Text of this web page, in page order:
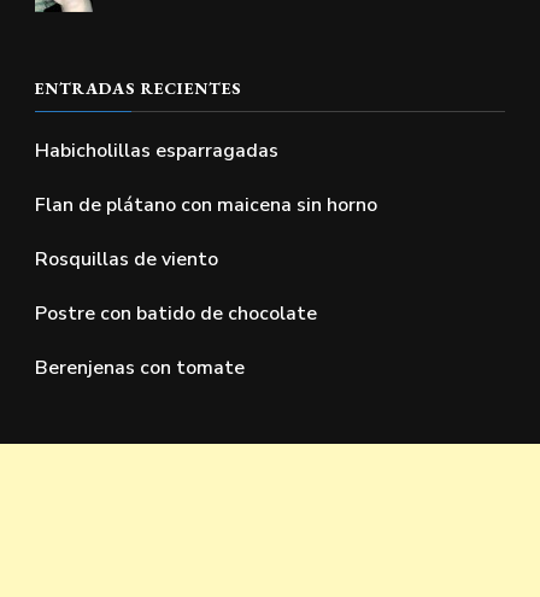
ENTRADAS RECIENTES
Habicholillas esparragadas
Flan de plátano con maicena sin horno
Rosquillas de viento
Postre con batido de chocolate
Berenjenas con tomate